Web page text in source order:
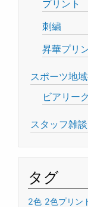
プリント
刺繍
昇華プリ
スポーツ地
ビアリー
スタッフ雑談
タグ
2色 2色プリン